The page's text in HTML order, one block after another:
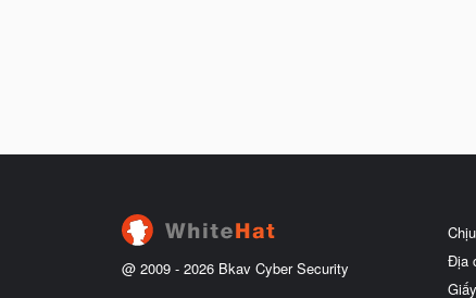
@ 2009 - 2026 Bkav Cyber Security
Địa